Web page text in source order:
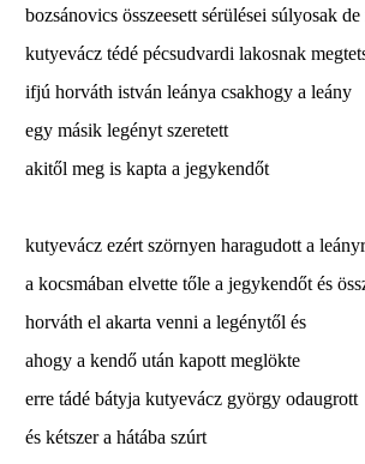
bozsánovics összeesett sérülései súlyosak
kutyevácz tédé pécsudvardi lakosnak
ifjú horváth istván leánya csakhogy a leány
egy másik legényt szeretett
akitől meg is kapta a jegykendőt
kutyevácz ezért szörnyen haragudott a
a kocsmában elvette tőle a jegykendőt és
horváth el akarta venni a legénytől és
ahogy a kendő után kapott meglökte
erre tádé bátyja kutyevácz györgy odaugrott
és kétszer a hátába szúrt